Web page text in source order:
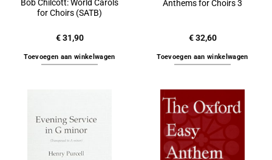
Bob Chilcott: World Carols
for Choirs (SATB)
€31,90
Toevoegen aan winkelwagen
Anthems for Choirs 3
€32,60
Toevoegen aan winkelwagen